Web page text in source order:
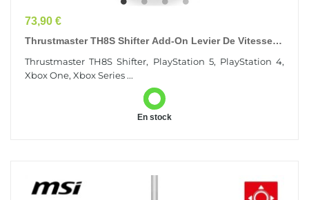
Prix
73,90 €
Thrustmaster TH8S Shifter Add-On Levier De Vitesse
Thrustmaster TH8S Shifter, PlayStation 5, PlayStation 4,
Xbox One, Xbox Series ...
En stock